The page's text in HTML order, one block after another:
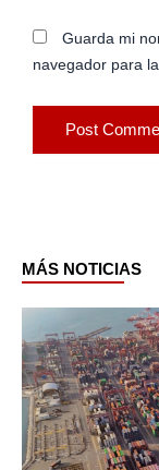
Guarda mi
navegador para
MÁS NOTICIAS